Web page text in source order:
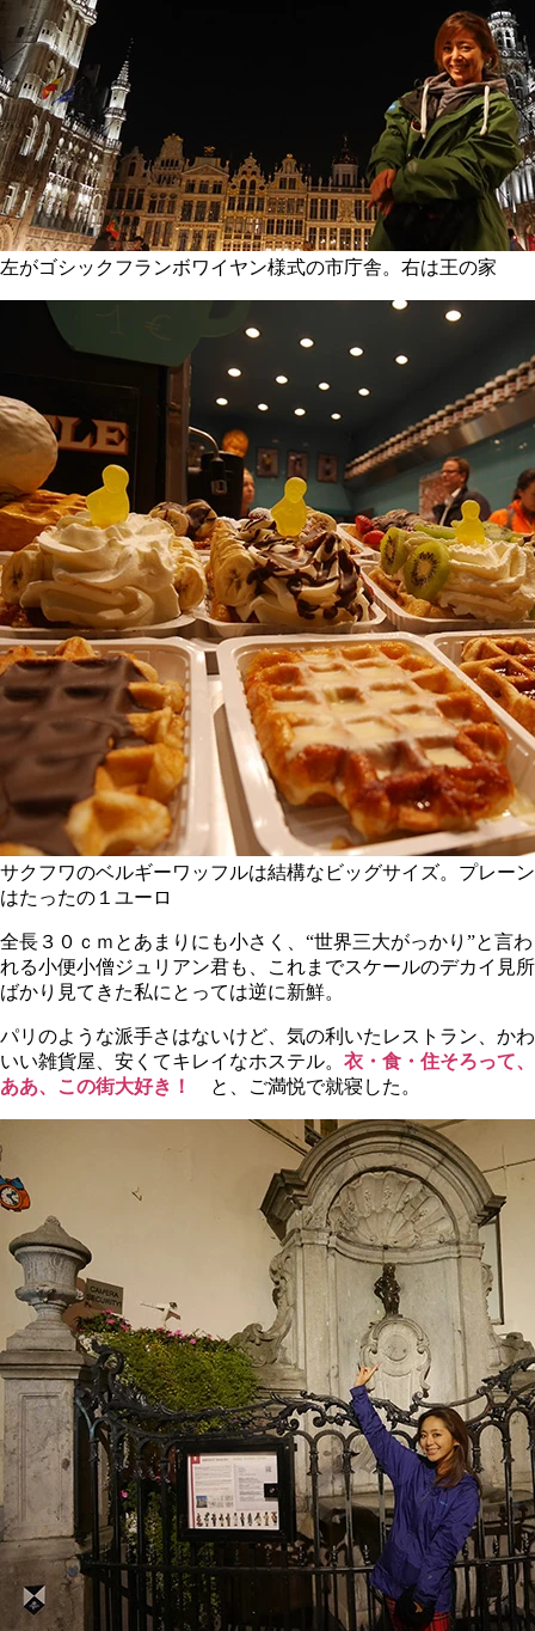
左がゴシックフランボワイヤン様式の市庁舎。右は王の家
サクフワのベルギーワッフルは結構なビッグサイズ。プレーン
はたったの１ユーロ
全長３０ｃｍとあまりにも小さく、“世界三大がっかり”と言わ
れる小便小僧ジュリアン君も、これまでスケールのデカイ見所
ばかり見てきた私にとっては逆に新鮮。
パリのような派手さはないけど、気の利いたレストラン、かわ
いい雑貨屋、安くてキレイなホステル。 衣・食・住そろって、
ああ、この街大好き！
と、ご満悦で就寝した。